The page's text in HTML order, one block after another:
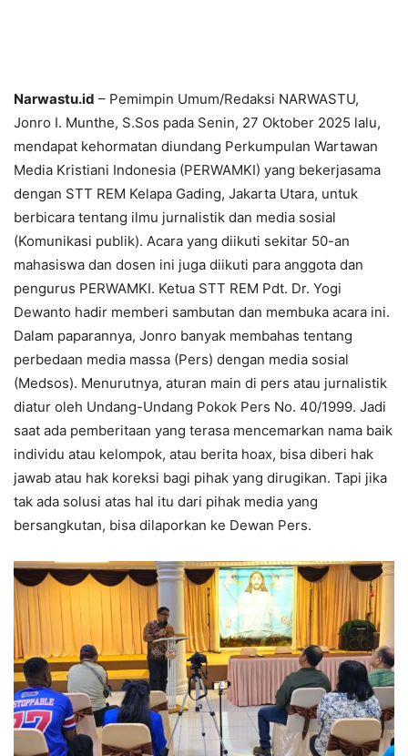
Narwastu.id – Pemimpin Umum/Redaksi NARWASTU,
Jonro I. Munthe, S.Sos pada Senin, 27 Oktober 2025 lalu,
mendapat kehormatan diundang Perkumpulan Wartawan
Media Kristiani Indonesia (PERWAMKI) yang bekerjasama
dengan STT REM Kelapa Gading, Jakarta Utara, untuk
berbicara tentang ilmu jurnalistik dan media sosial
(Komunikasi publik). Acara yang diikuti sekitar 50-an
mahasiswa dan dosen ini juga diikuti para anggota dan
pengurus PERWAMKI. Ketua STT REM Pdt. Dr. Yogi
Dewanto hadir memberi sambutan dan membuka acara ini.
Dalam paparannya, Jonro banyak membahas tentang
perbedaan media massa (Pers) dengan media sosial
(Medsos). Menurutnya, aturan main di pers atau jurnalistik
diatur oleh Undang-Undang Pokok Pers No. 40/1999. Jadi
saat ada pemberitaan yang terasa mencemarkan nama baik
individu atau kelompok, atau berita hoax, bisa diberi hak
jawab atau hak koreksi bagi pihak yang dirugikan. Tapi jika
tak ada solusi atas hal itu dari pihak media yang
bersangkutan, bisa dilaporkan ke Dewan Pers.